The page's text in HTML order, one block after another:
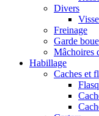
Divers
Freinage
Garde boue
Mâchoires
Habillage
Caches et